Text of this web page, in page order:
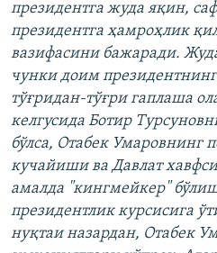
президентга жуда яқин,
президентга ҳамроҳлик
вазифасини бажаради.
чунки доим
тўғридан-тўғри гаплаша
келгусида Ботир
бўлса, Отабек Умаровнинг
кучайиши ва Давлат
амалда "кингмейкер"
президентлик курсисига
нуқтаи назардан, Отабек